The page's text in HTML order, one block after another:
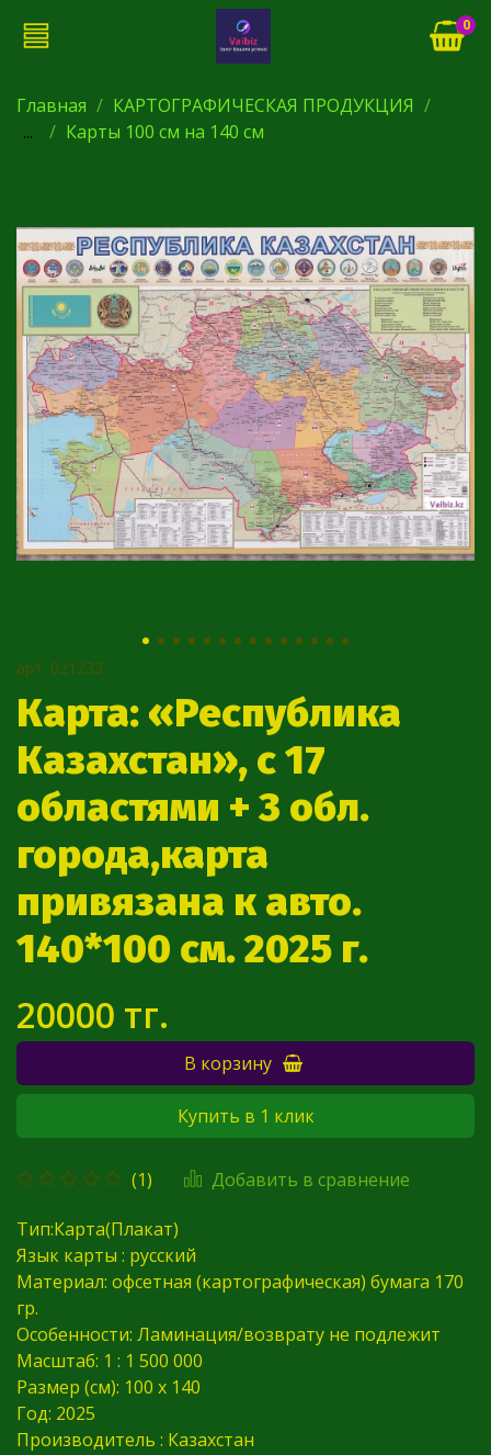
0
Главная
КАРТОГРАФИЧЕСКАЯ ПРОДУКЦИЯ
...
Карты 100 см на 140 см
арт. 021233
Карта: «Республика
Казахстан», с 17
областями + 3 обл.
города,карта
привязана к авто.
140*100 см. 2025 г.
(1) Добавить в сравнение
20000 тг.
В корзину
Купить в 1 клик
Тип:Карта(Плакат)
Язык карты : русский
Материал: офсетная (картографическая) бумага 170
гр.
Особенности: Ламинация/возврату не подлежит
Масштаб: 1 : 1 500 000
Размер (см): 100 х 140
Год: 2025
Производитель : Казахстан